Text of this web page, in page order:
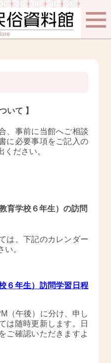
いて 】
、事前に当館へご相談
に必要事項をご記入の
ください。
育学校６年生）の訪問
は、下記のカレンダー
。
６年生）訪問学習日程
（午後）に分け、申し
は随時更新します。日
ご確認いただきますよ